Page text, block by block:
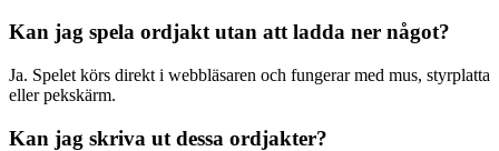
Kan jag spela ordjakt utan att ladda ner något?
Ja. Spelet körs direkt i webbläsaren och fungerar med mus, styrplatta
eller pekskärm.
Kan jag skriva ut dessa ordjakter?